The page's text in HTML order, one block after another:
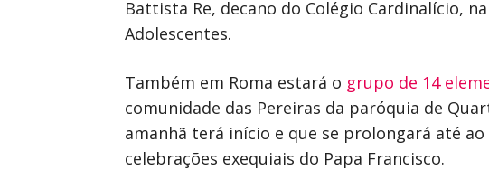
Battista Re, decano do Colégio Cardinalício,
Adolescentes.
Também em Roma estará o grupo de 14
comunidade das Pereiras da paróquia de
amanhã terá início e que se prolongará até
celebrações exequiais do Papa Francisco.